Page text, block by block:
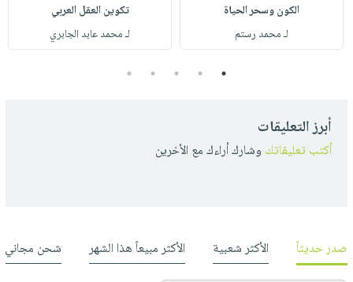
الكون وسحر الحياة
لـ محمد رستم
تكوين العقل العربي
لـ محمد عابد الجابري
1
2
3
4
5
أبرز التعليقات
أكتب تعليقاتك وشارك أراءك مع الأخرين
صدر حديثاً الأكثر شعبية الأكثر مبيعاً هذا الشهر شحن مجاني